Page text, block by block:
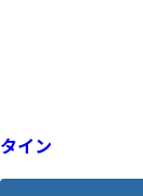
タイン